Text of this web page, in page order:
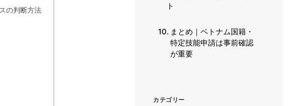
の判断方法
ト
まとめ｜ベトナム国籍・
特定技能申請は事前確認
が重要
カテゴリー